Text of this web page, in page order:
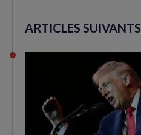
ARTICLES SUIVANTS